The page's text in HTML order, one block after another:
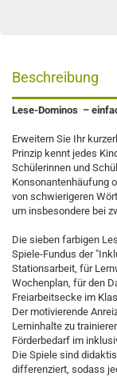
Beschreibung
Lese-Dominos –
Erweitern Sie Ihr
Prinzip kennt jedes
Schülerinnen und
Konsonantenhäufung
von schwierigeren
um insbesondere bei
Die sieben farbigen
Spiele-Fundus der
Stationsarbeit, für
Wochenplan, für den
Freiarbeitsecke im
Der motivierende
Lerninhalte zu
Förderbedarf im
Die Spiele sind
differenziert, sodass